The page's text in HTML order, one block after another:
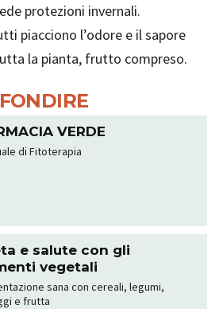
protezioni invernali.
piacciono l’odore e il sapore
la pianta, frutto compreso.
VERDE
di Fitoterapia
e salute con gli
vegetali
sana con cereali, legumi,
e frutta